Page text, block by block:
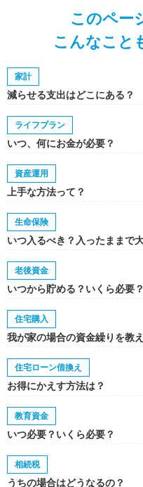
このペー
こんなこと
家計
減らせる支出はどこにある？
ライフプラン
いつ、何にお金が必要？
資産運用
上手な方法って？
生命保険
いつ入るべき？入ったままで
老後資金
いつから貯める？いくら必要？
住宅購入
我が家の場合の資金繰りを教
住宅ローン借換え
お得にかえす方法は？
教育資金
いつ必要？いくら必要？
相続税
うちの場合はどうなるの？